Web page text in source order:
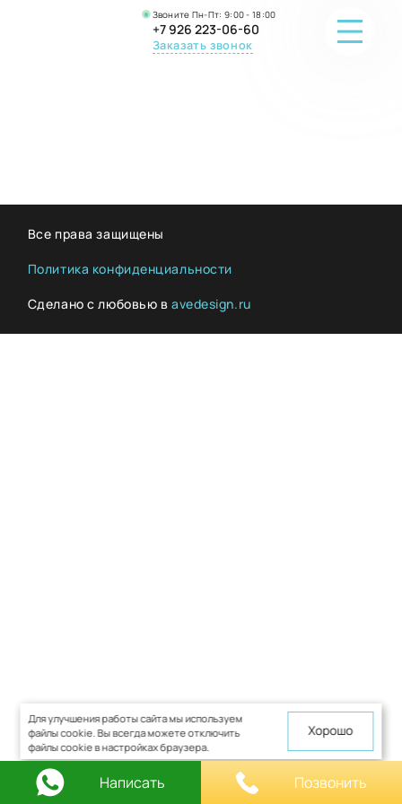
Звоните Пн-Пт: 9:00 - 18:00
+7 926 223-06-60
Заказать звонок
ОНЛАЙН-ПРОДАЖА
ВОПРОС-ОТВЕТ
КОНТАКТЫ
Все права защищены
Политика конфиденциальности
Сделано с любовью в avedesign.ru
Для улучшения работы сайта мы используем
файлы cookie. Вы всегда можете отключить
файлы cookie в настройках браузера.
Хорошо
Написать Позвонить